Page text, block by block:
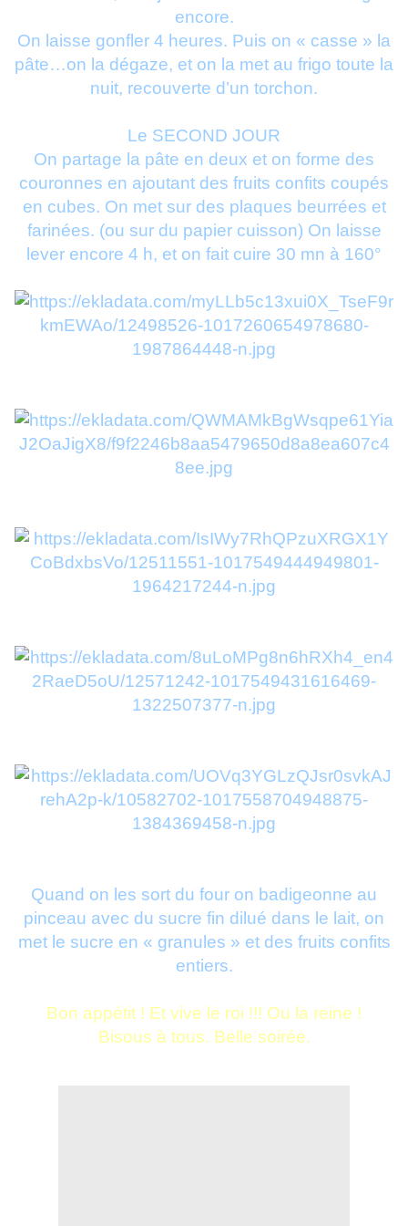
encore.
On laisse gonfler 4 heures. Puis on « casse » la
pâte…on la dégaze, et on la met au frigo toute la
nuit, recouverte d’un torchon.
Le SECOND JOUR
On partage la pâte en deux et on forme des
couronnes en ajoutant des fruits confits coupés
en cubes. On met sur des plaques beurrées et
farinées. (ou sur du papier cuisson) On laisse
lever encore 4 h, et on fait cuire 30 mn à 160°
Quand on les sort du four on badigeonne au
pinceau avec du sucre fin dilué dans le lait, on
met le sucre en « granules » et des fruits confits
entiers.
Bon appétit ! Et vive le roi !!! Ou la reine !
Bisous à tous. Belle soirée.